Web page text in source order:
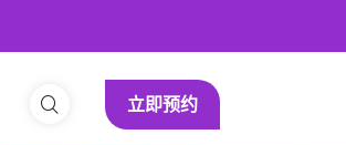
立即预约